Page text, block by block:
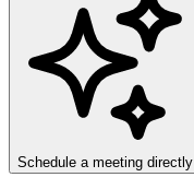
Schedule a meeting directly